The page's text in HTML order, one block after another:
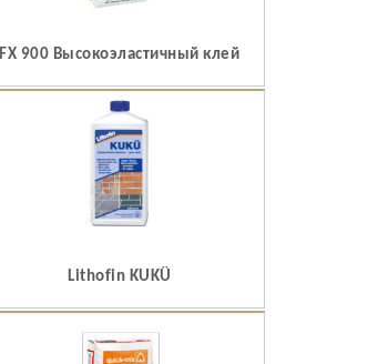
FX 900 Высокоэластичный клей
Lithofin KUKÜ